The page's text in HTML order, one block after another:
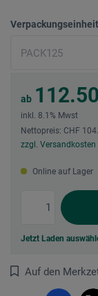
Verpackungseinheit
ab 112.50
inkl. 8.1% Mwst
Nettopreis: CHF
zzgl. Versandkosten
Online auf Lager
Jetzt Laden
Auf den